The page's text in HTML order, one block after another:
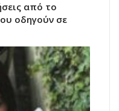
από το
οδηγούν σε